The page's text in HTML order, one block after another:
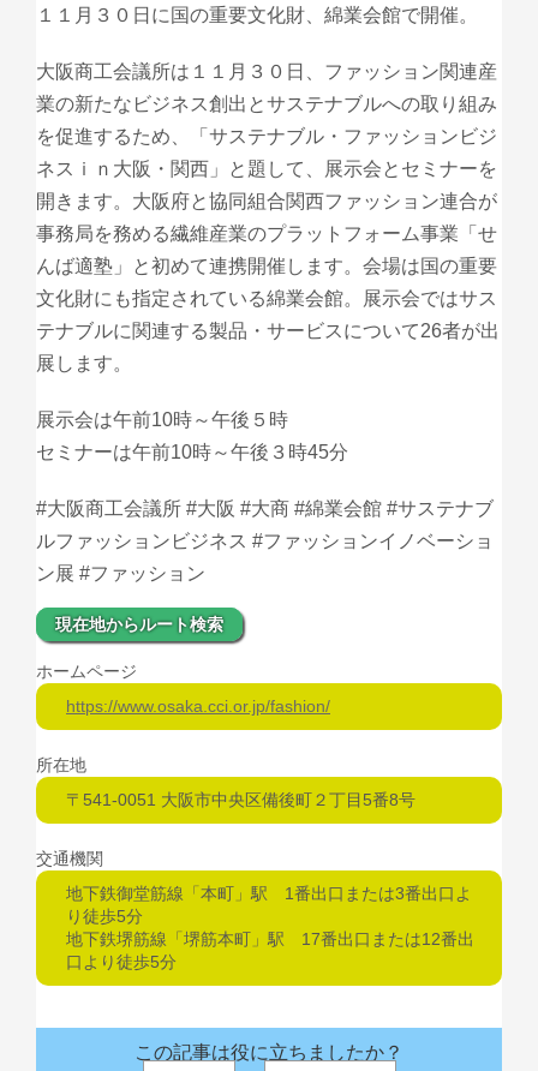
１１月３０日に国の重要文化財、綿業会館で開催。
大阪商工会議所は１１月３０日、ファッション関連産
業の新たなビジネス創出とサステナブルへの取り組み
を促進するため、「サステナブル・ファッションビジ
ネスｉｎ大阪・関西」と題して、展示会とセミナーを
開きます。大阪府と協同組合関西ファッション連合が
事務局を務める繊維産業のプラットフォーム事業「せ
んば適塾」と初めて連携開催します。会場は国の重要
文化財にも指定されている綿業会館。展示会ではサス
テナブルに関連する製品・サービスについて26者が出
展します。
展示会は午前10時～午後５時
セミナーは午前10時～午後３時45分
#大阪商工会議所 #大阪 #大商 #綿業会館 #サステナブ
ルファッションビジネス #ファッションイノベーショ
ン展 #ファッション
現在地からルート検索
ホームページ
https://www.osaka.cci.or.jp/fashion/
所在地
〒541-0051 大阪市中央区備後町２丁目5番8号
交通機関
地下鉄御堂筋線「本町」駅 1番出口または3番出口よ
り徒歩5分
地下鉄堺筋線「堺筋本町」駅 17番出口または12番出
口より徒歩5分
この記事は役に立ちましたか？